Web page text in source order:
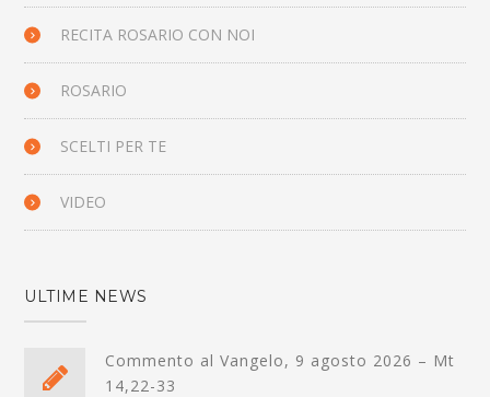
RECITA ROSARIO CON NOI
ROSARIO
SCELTI PER TE
VIDEO
ULTIME NEWS
Commento al Vangelo, 9 agosto 2026 – Mt
14,22-33